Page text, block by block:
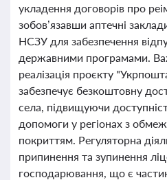
укладення договорів про
зобов’язавши аптечні
НСЗУ для забезпечення
державними програмами.
реалізація проєкту
забезпечує безкоштовну
села, підвищуючи
допомоги у регіонах з
покриттям. Регуляторна
припинення та зупинення
господарювання, що є